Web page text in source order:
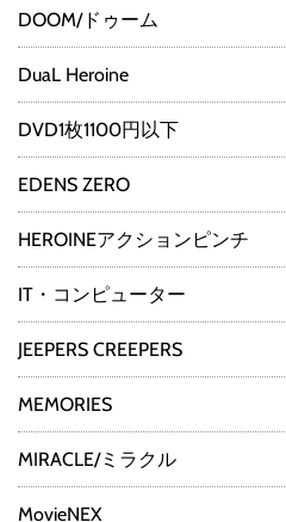
DOOM/ドゥーム
DuaL Heroine
DVD1枚1100円以下
EDENS ZERO
HEROINEアクションピンチ
IT・コンピューター
JEEPERS CREEPERS
MEMORIES
MIRACLE/ミラクル
MovieNEX